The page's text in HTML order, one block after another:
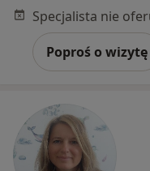
Poproś o wizytę